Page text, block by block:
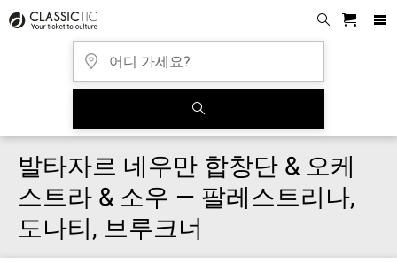
발타자르 네우만 합창단 & 오케
스트라 & 소우 — 팔레스트리나,
도나티, 브루크너